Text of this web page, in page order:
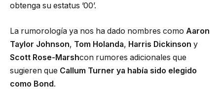
obtenga su estatus ’00’.
La rumorología ya nos ha dado nombres como Aaron
Taylor Johnson, Tom Holanda, Harris Dickinson y
Scott Rose-Marshcon rumores adicionales que
sugieren que Callum Turner ya había sido elegido
como Bond.